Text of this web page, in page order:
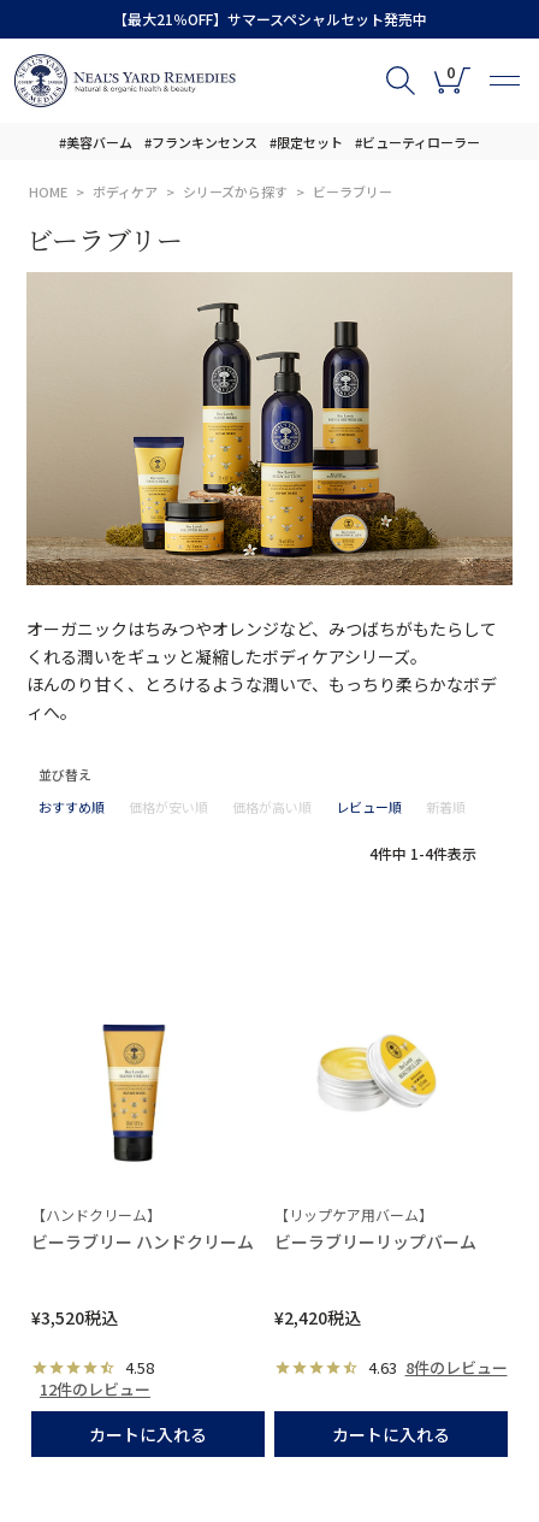
【最大21％OFF】サマースペシャルセット発売中
0
#美容バーム #フランキンセンス #限定セット #ビューティローラー
HOME ボディケア シリーズから探す ビーラブリー
ビーラブリー
オーガニックはちみつやオレンジなど、みつばちがもたらして
くれる潤いをギュッと凝縮したボディケアシリーズ。
ほんのり甘く、とろけるような潤いで、もっちり柔らかなボデ
ィへ。
並び替え
おすすめ順
価格が安い順 価格が高い順 レビュー順 新着順
4件中 1-4件表示
【ハンドクリーム】
ビーラブリー ハンドクリーム
¥3,520税込
4.58
12件のレビュー
カートに入れる
【リップケア用バーム】
ビーラブリーリップバーム
¥2,420税込
4.63 8件のレビュー
カートに入れる